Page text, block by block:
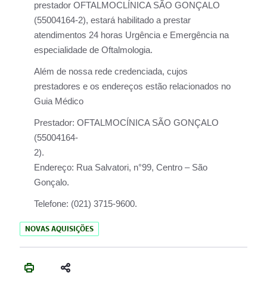
prestador OFTALMOCLÍNICA SÃO GONÇALO
(55004164-2), estará habilitado a prestar
atendimentos 24 horas Urgência e Emergência na
especialidade de Oftalmologia.
Além de nossa rede credenciada, cujos
prestadores e os endereços estão relacionados no
Guia Médico
Prestador: OFTALMOCÍNICA SÃO GONÇALO
(55004164-
2).
Endereço: Rua Salvatori, n°99, Centro – São
Gonçalo.
Telefone: (021) 3715-9600.
NOVAS AQUISIÇÕES